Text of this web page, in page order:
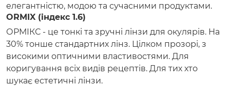
елегантністю, модою та сучасними продуктами.
ORMIX (індекс 1.6)
ОРМІКС - це тонкі та зручні лінзи для окулярів. На
30% тонше стандартних лінз. Цілком прозорі, з
високими оптичними властивостями. Для
коригування всіх видів рецептів. Для тих хто
шукає естетичні лінзи.